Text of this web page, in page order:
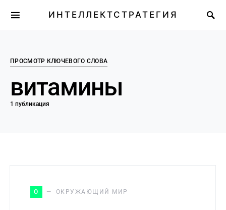
ИНТЕЛЛЕКТСТРАТЕГИЯ
ПРОСМОТР КЛЮЧЕВОГО СЛОВА
витамины
1 публикация
О ОКРУЖАЮЩИЙ МИР